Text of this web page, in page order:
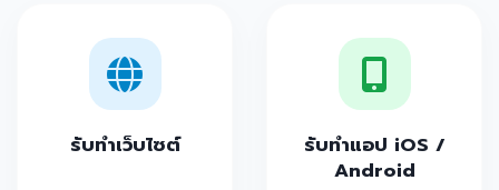
รับทำเว็บไซต์
รับทำแอป iOS /
Android